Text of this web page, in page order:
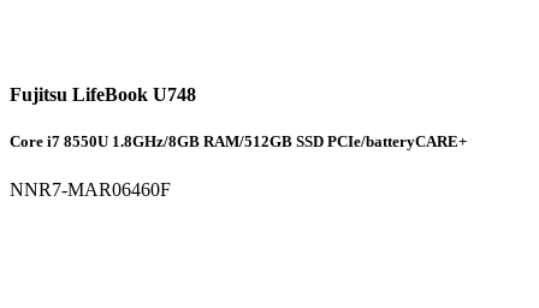
Fujitsu LifeBook U748
Core i7 8550U 1.8GHz/8GB RAM/512GB SSD PCIe/batteryCARE+
NNR7-MAR06460F